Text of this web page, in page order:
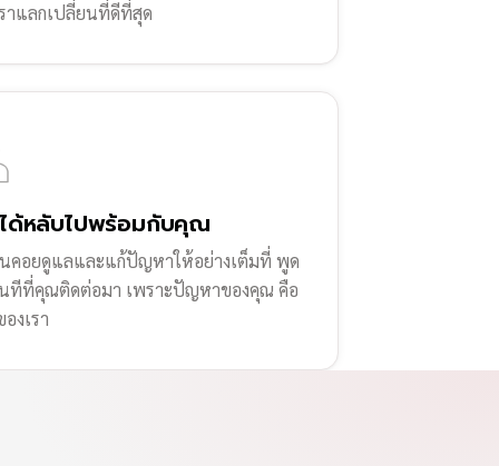
าแลกเปลี่ยนที่ดีที่สุด
ได้หลับไปพร้อมกับคุณ
คอยดูแลและแก้ปัญหาให้อย่างเต็มที่ พูด
ทีที่คุณติดต่อมา เพราะปัญหาของคุณ คือ
งเรา